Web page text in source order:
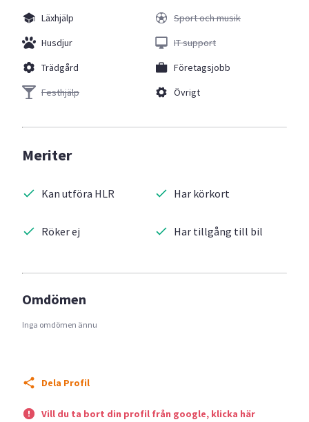
Läxhjälp
Husdjur
Trädgård
Festhjälp
Sport och musik
IT support
Företagsjobb
Övrigt
Meriter
Kan utföra HLR
Röker ej
Har körkort
Har tillgång till bil
Omdömen
Inga omdömen ännu
Dela Profil
Vill du ta bort din profil från google, klicka här